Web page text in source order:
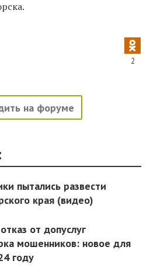
2
на форуме
пытались развести
края (видео)
от допуслуг
мошенников: новое для
году